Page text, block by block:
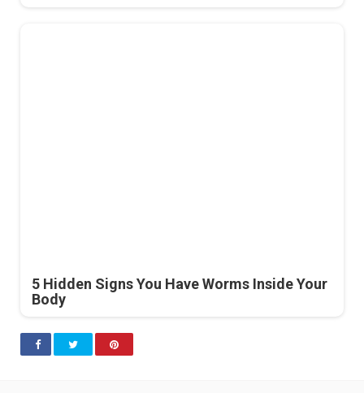
5 Hidden Signs You Have Worms Inside Your
Body